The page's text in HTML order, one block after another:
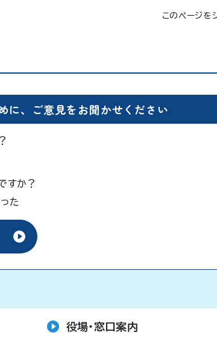
このページを
に、ご意見をお聞かせください
すか？
た
役場・窓口案内